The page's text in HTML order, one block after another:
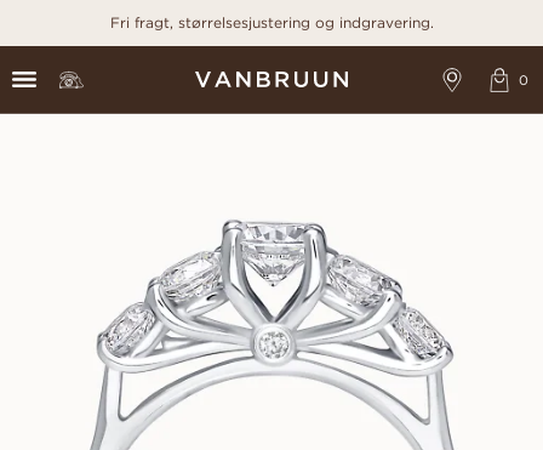
Fri fragt, størrelsesjustering og indgravering.